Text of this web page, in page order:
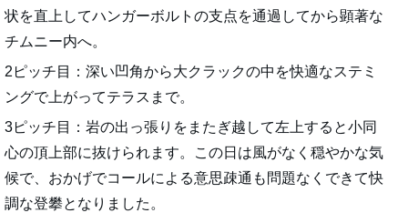
状を直上してハンガーボルトの支点を通過してから顕著な
チムニー内へ。
2ピッチ目：深い凹角から大クラックの中を快適なステミ
ングで上がってテラスまで。
3ピッチ目：岩の出っ張りをまたぎ越して左上すると小同
心の頂上部に抜けられます。この日は風がなく穏やかな気
候で、おかげでコールによる意思疎通も問題なくできて快
調な登攀となりました。